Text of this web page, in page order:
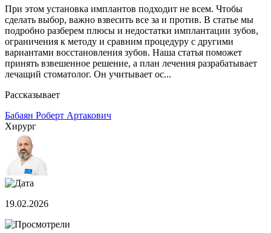
При этом установка имплантов подходит не всем. Чтобы
сделать выбор, важно взвесить все за и против. В статье мы
подробно разберем плюсы и недостатки имплантации зубов,
ограничения к методу и сравним процедуру с другими
вариантами восстановления зубов. Наша статья поможет
принять взвешенное решение, а план лечения разрабатывает
лечащий стоматолог. Он учитывает ос...
Рассказывает
Бабаян Роберт Артакович
Хирург
19.02.2026